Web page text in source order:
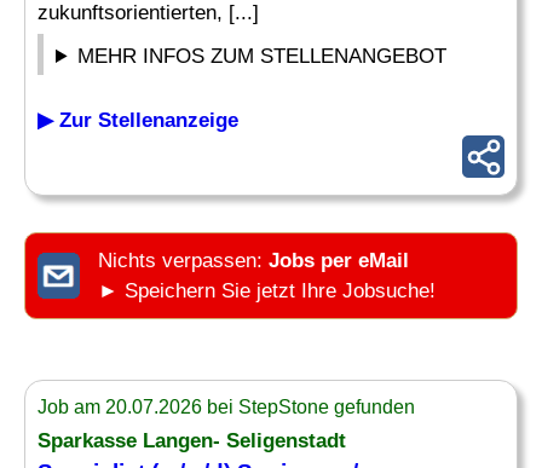
zukunftsorientierten, [...]
MEHR INFOS ZUM STELLENANGEBOT
▶ Zur Stellenanzeige
Nichts verpassen: Jobs per eMail
► Speichern Sie jetzt Ihre Jobsuche!
Job am 20.07.2026 bei StepStone gefunden
Sparkasse Langen- Seligenstadt